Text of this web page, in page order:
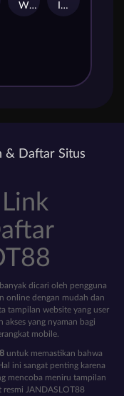
Wings of Horus ITERO
& Daftar Situs
dicari oleh pengguna
online dengan mudah dan
tampilan website yang user
yang nyaman bagi
mobile.
untuk memastikan bahwa
ini sangat penting karena
mencoba meniru tampilan
resmi JANDASLOT88